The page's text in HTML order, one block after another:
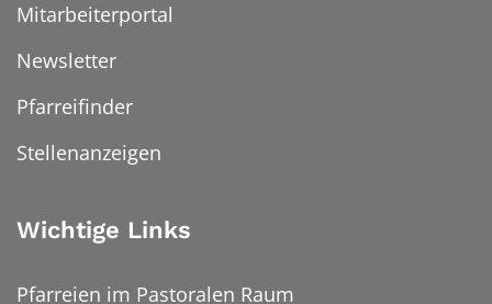
Mitarbeiterportal
Newsletter
Pfarreifinder
Stellenanzeigen
Wichtige Links
Pfarreien im Pastoralen Raum